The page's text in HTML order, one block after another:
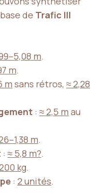
de Trafic III
m.
m.
m sans rétros, ≈ 2,28
: ≈ 2,5 m au
m.
: ≈ 5,8 m?.
kg.
: 2 unités.